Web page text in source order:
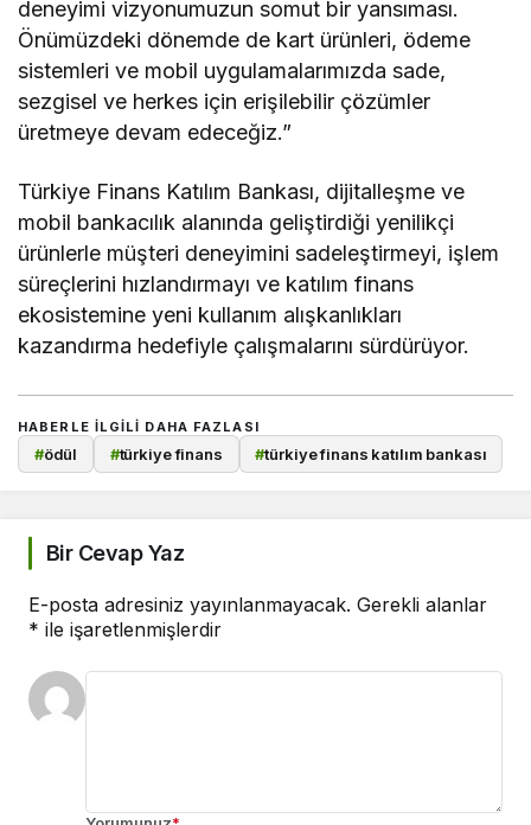
deneyimi vizyonumuzun somut bir yansıması.
Önümüzdeki dönemde de kart ürünleri, ödeme
sistemleri ve mobil uygulamalarımızda sade,
sezgisel ve herkes için erişilebilir çözümler
üretmeye devam edeceğiz.”
Türkiye Finans Katılım Bankası, dijitalleşme ve
mobil bankacılık alanında geliştirdiği yenilikçi
ürünlerle müşteri deneyimini sadeleştirmeyi, işlem
süreçlerini hızlandırmayı ve katılım finans
ekosistemine yeni kullanım alışkanlıkları
kazandırma hedefiyle çalışmalarını sürdürüyor.
HABERLE ILGILI DAHA FAZLASI
#ödül #türkiye finans #türkiye finans katılım bankası
Bir Cevap Yaz
E-posta adresiniz yayınlanmayacak. Gerekli alanlar
* ile işaretlenmişlerdir